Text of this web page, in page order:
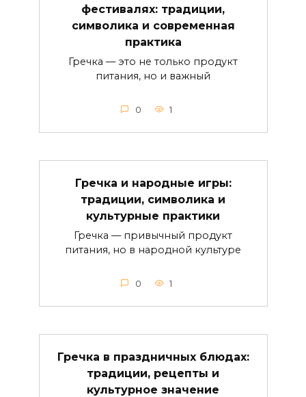
фестивалях: традиции,
символика и современная
практика
Гречка — это не только продукт
питания, но и важный
0 1
Гречка и народные игры:
традиции, символика и
культурные практики
Гречка — привычный продукт
питания, но в народной культуре
0 1
Гречка в праздничных блюдах:
традиции, рецепты и
культурное значение